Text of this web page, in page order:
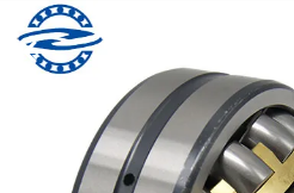
RUMAH
ZhongHong
bearing
Co.,
LTD..